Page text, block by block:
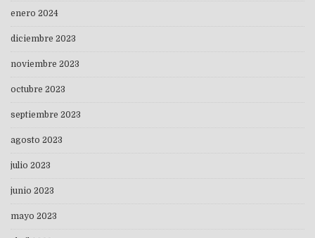
enero 2024
diciembre 2023
noviembre 2023
octubre 2023
septiembre 2023
agosto 2023
julio 2023
junio 2023
mayo 2023